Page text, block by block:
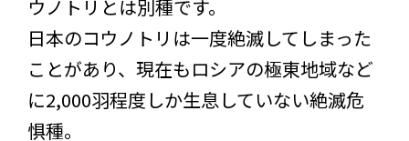
ウノトリとは別種です。
日本のコウノトリは一度絶滅してしまった
ことがあり、現在もロシアの極東地域など
に2,000羽程度しか生息していない絶滅危
惧種。